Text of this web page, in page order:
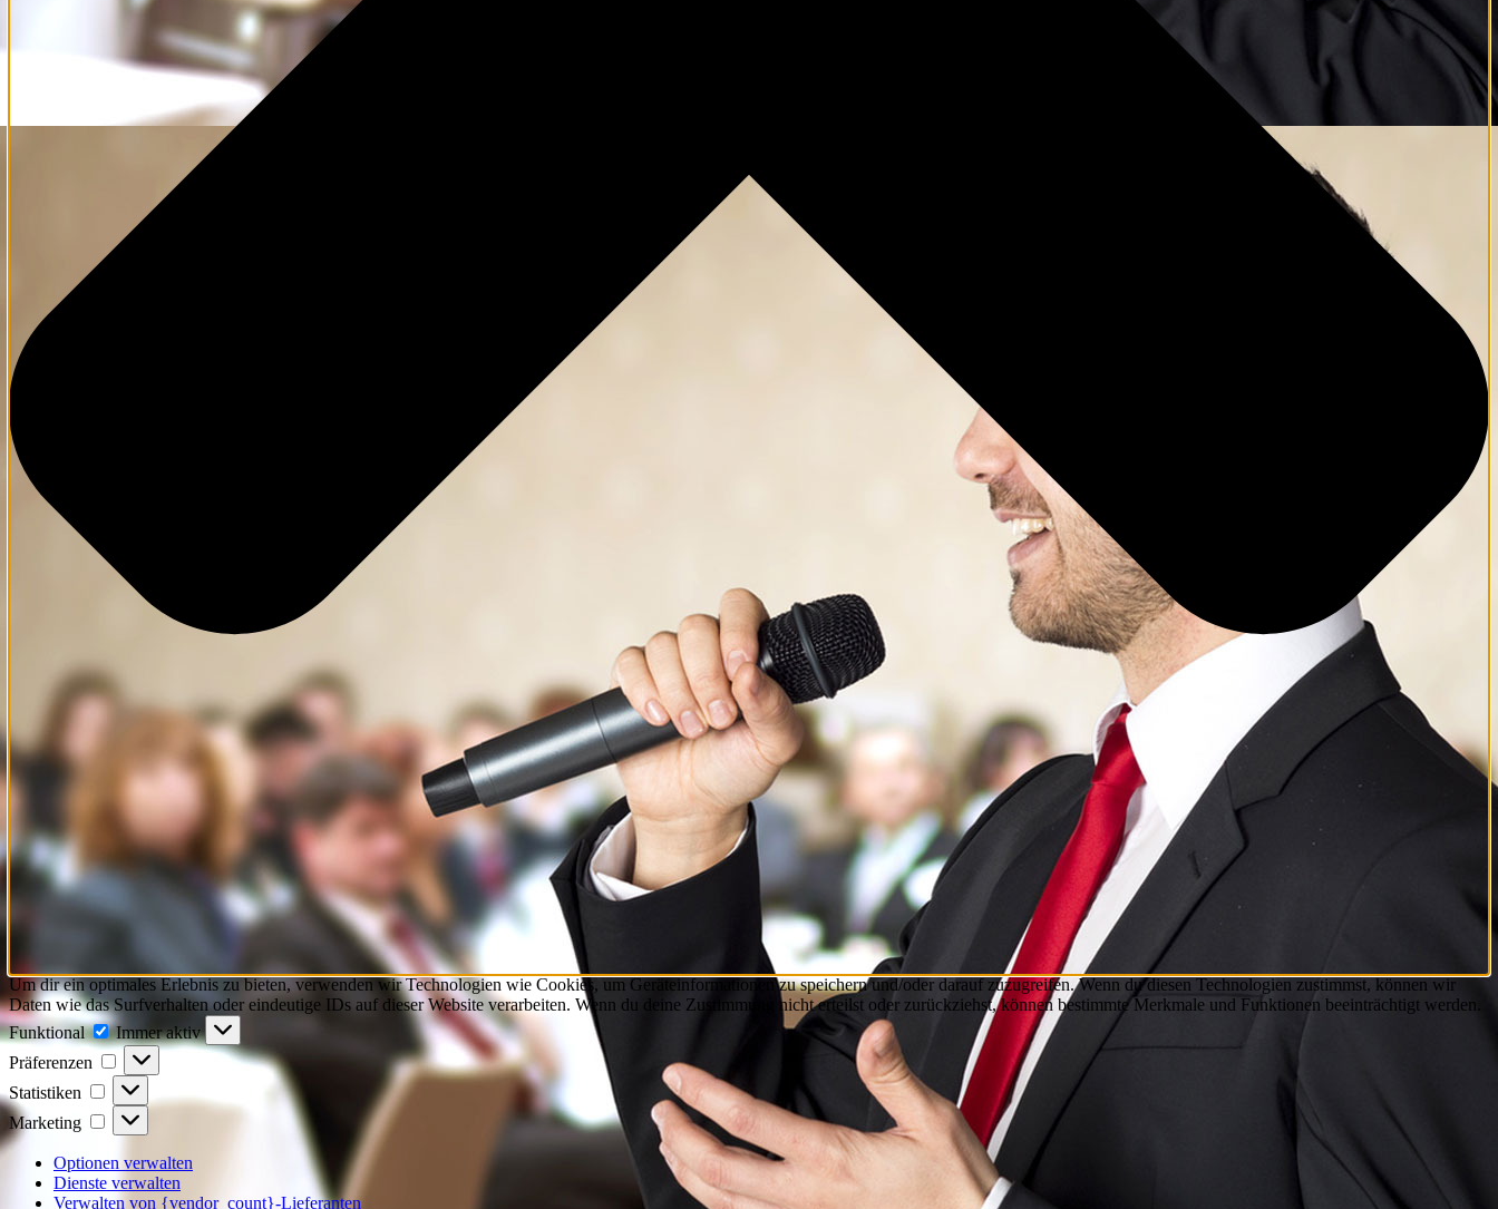
Um dir ein optimales Erlebnis zu bieten, verwenden wir Technologien wie Cookies, um Geräteinformationen zu speichern und/oder darauf zuzugreifen. Wenn du diesen Technologien zustimmst, können wir
Daten wie das Surfverhalten oder eindeutige IDs auf dieser Website verarbeiten. Wenn du deine Zustimmung nicht erteilst oder zurückziehst, können bestimmte Merkmale und Funktionen beeinträchtigt werden.
Funktional
Funktional
Immer aktiv
Präferenzen
Präferenzen
Statistiken Statistiken
Marketing Marketing
Optionen verwalten
Dienste verwalten
Verwalten von {vendor_count}-Lieferanten